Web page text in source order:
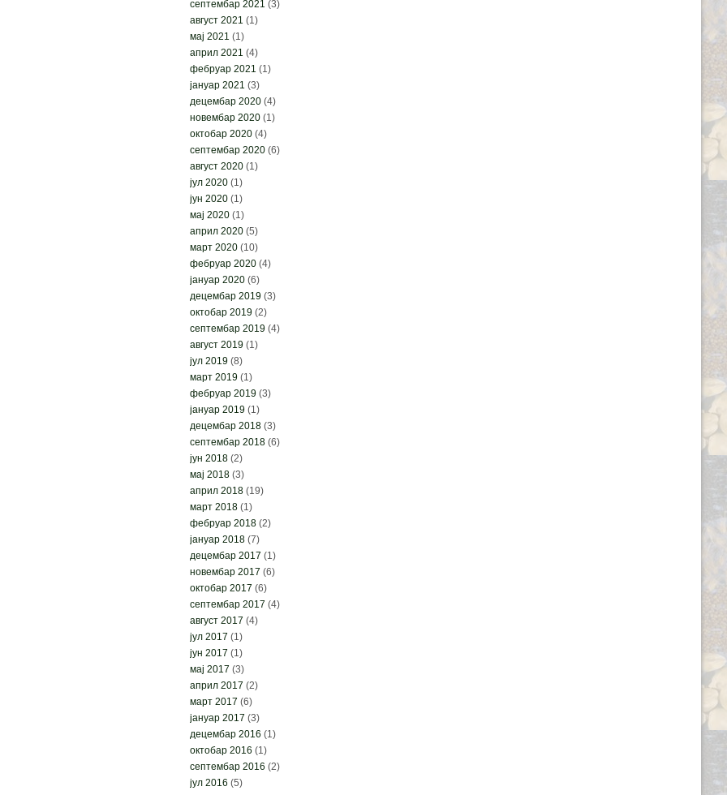
септембар 2021 (3)
август 2021 (1)
мај 2021 (1)
април 2021 (4)
фебруар 2021 (1)
јануар 2021 (3)
децембар 2020(4)
новембар 2020(1)
октобар 2020(4)
септембар 2020(6)
август 2020(1)
јул 2020(1)
јун 2020(1)
мај 2020(1)
април 2020(5)
март 2020(10)
фебруар 2020(4)
јануар 2020(6)
децембар 2019(3)
октобар 2019(2)
септембар 2019(4)
август 2019(1)
јул 2019(8)
март 2019(1)
фебруар 2019(3)
јануар 2019(1)
децембар 2018(3)
септембар 2018(6)
јун 2018(2)
мај 2018(3)
април 2018(19)
март 2018(1)
фебруар 2018(2)
јануар 2018(7)
децембар 2017 (1)
новембар 2017 (6)
октобар 2017 (6)
септембар 2017 (4)
август 2017 (4)
јул 2017 (1)
јун 2017 (1)
мај 2017 (3)
април 2017 (2)
март 2017 (6)
јануар 2017 (3)
децембар 2016 (1)
октобар 2016 (1)
септембар 2016 (2)
јул 2016 (5)